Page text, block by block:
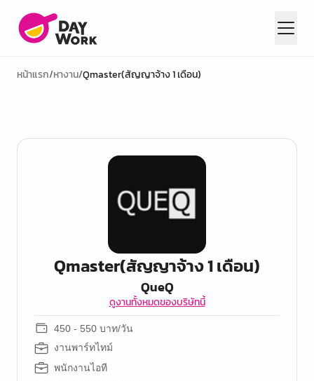
หน้าแรก/หางาน/Qmaster(สัญญาจ้าง 1 เดือน)
Qmaster(สัญญาจ้าง 1 เดือน)
QueQ
ดูงานทั้งหมดของบริษัทนี้
450 - 550 บาท/วัน
งานพาร์ทไทม์
พนักงานไอที